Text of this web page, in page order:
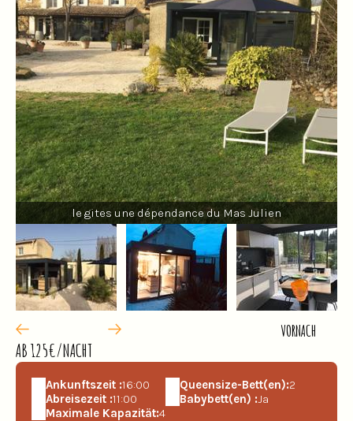
le gites une dépendance du Mas Julien
VORNACH
AB 125€/NACHT
Ankunftszeit :16:00
Abreisezeit :11:00
Maximale Kapazität:4
Queensize-Bett(en):2
Babybett(en) :Ja